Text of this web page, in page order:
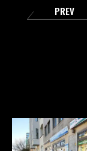
PREV